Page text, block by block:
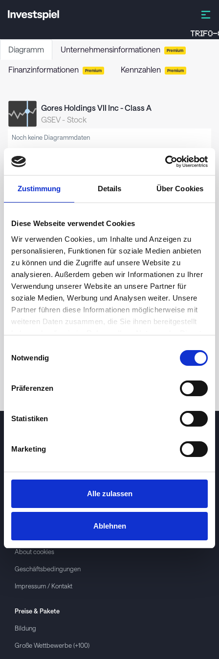
Zustimmung Details Über Cookies
Diese Webseite verwendet Cookies
Wir verwenden Cookies, um Inhalte und Anzeigen zu
personalisieren, Funktionen für soziale Medien anbieten
zu können und die Zugriffe auf unsere Website zu
analysieren. Außerdem geben wir Informationen zu Ihrer
Verwendung unserer Website an unsere Partner für
soziale Medien, Werbung und Analysen weiter. Unsere
Partner führen diese Informationen möglicherweise mit
weiteren Daten zusammen, die Sie ihnen bereitgestellt
haben oder die sie im Rahmen Ihrer Nutzung der Dienste
Notwendig
Präferenzen
Statistiken
Marketing
Alle zulassen
Ablehnen
TRIFO-
Diagramm Unternehmensinformationen Premium
Finanzinformationen Premium Kennzahlen Premium
Gores Holdings VII Inc - Class A
GSEV- Stock
Noch keine Diagrammdaten
24 Std. 1M 3M 1J 5J
About cookies
Geschäftsbedingungen
Impressum / Kontakt
Preise & Pakete
Bildung
Große Wettbewerbe (+100)